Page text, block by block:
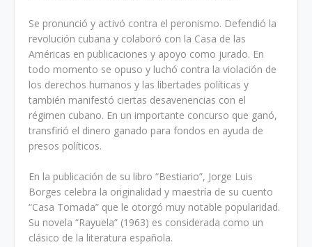
Se pronunció y activó contra el peronismo. Defendió la
revolución cubana y colaboró con la Casa de las
Américas en publicaciones y apoyo como jurado. En
todo momento se opuso y luchó contra la violación de
los derechos humanos y las libertades políticas y
también manifestó ciertas desavenencias con el
régimen cubano. En un importante concurso que ganó,
transfirió el dinero ganado para fondos en ayuda de
presos políticos.
En la publicación de su libro “Bestiario”, Jorge Luis
Borges celebra la originalidad y maestría de su cuento
“Casa Tomada” que le otorgó muy notable popularidad.
Su novela “Rayuela” (1963) es considerada como un
clásico de la literatura española.